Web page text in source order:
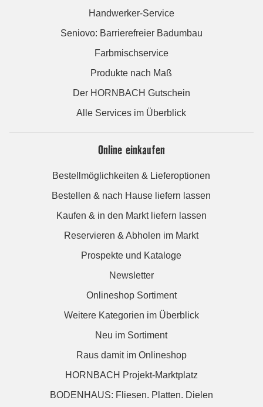
Handwerker-Service
Seniovo: Barrierefreier Badumbau
Farbmischservice
Produkte nach Maß
Der HORNBACH Gutschein
Alle Services im Überblick
Online einkaufen
Bestellmöglichkeiten & Lieferoptionen
Bestellen & nach Hause liefern lassen
Kaufen & in den Markt liefern lassen
Reservieren & Abholen im Markt
Prospekte und Kataloge
Newsletter
Onlineshop Sortiment
Weitere Kategorien im Überblick
Neu im Sortiment
Raus damit im Onlineshop
HORNBACH Projekt-Marktplatz
BODENHAUS: Fliesen. Platten. Dielen